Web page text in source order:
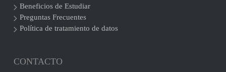
Beneficios de Estudiar
Preguntas Frecuentes
Política de tratamiento de datos
CONTACTO